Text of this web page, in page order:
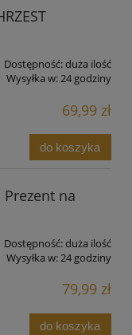
Dostępność:duża ilość
Wysyłka w:24 godziny
69,99 zł
do koszyka
Prezent na
Dostępność:duża ilość
Wysyłka w:24 godziny
79,99 zł
do koszyka